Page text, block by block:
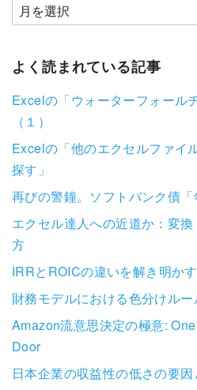
よく読まれている記事
Excelの「ウォーターフォール
（１）
Excelの「他のエクセルファイ
探す」
再びの警鐘。ソフトバンク債
エクセル達人への近道か：変
方
IRRとROICの違いを解き明かす
財務モデルにおける色分けルー
Amazon流意思決定の極意:
Door
日本企業の収益性の低さの要因